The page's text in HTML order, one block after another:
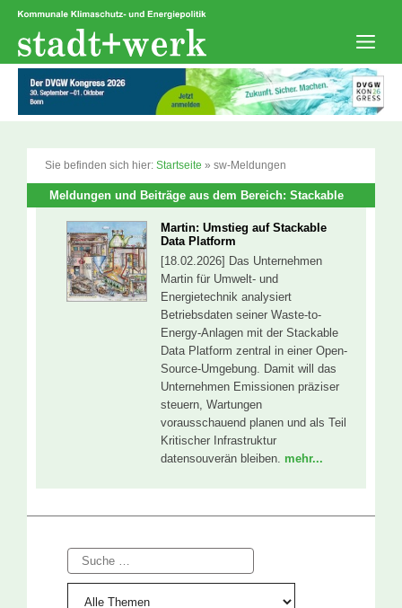
Zum
springen
Sie befinden sich hier: Startseite » sw-Meldungen
Meldungen und Beiträge aus dem Bereich: Stackable
Martin: Umstieg auf Stackable
Data Platform
[18.02.2026] Das Unternehmen
Martin für Umwelt- und
Energietechnik analysiert
Betriebsdaten seiner Waste-to-
Energy-Anlagen mit der Stackable
Data Platform zentral in einer Open-
Source-Umgebung. Damit will das
Unternehmen Emissionen präziser
steuern, Wartungen
vorausschauend planen und als Teil
Kritischer Infrastruktur
datensouverän bleiben. mehr...
Suche